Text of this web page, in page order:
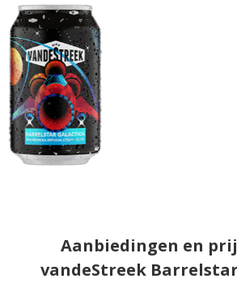
Aanbiedingen en
vandeStreek